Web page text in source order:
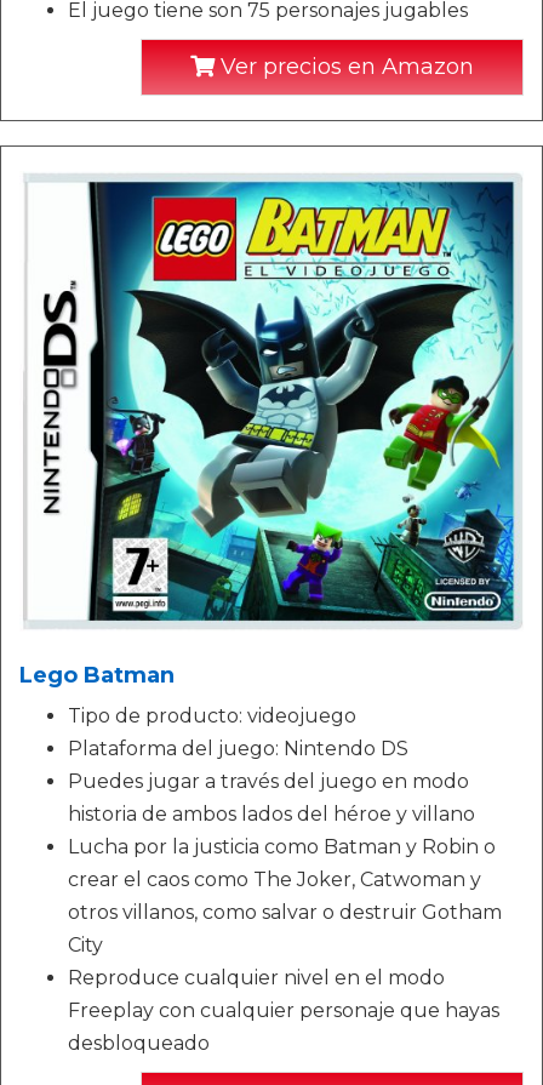
El juego tiene son 75 personajes jugables
Ver precios en Amazon
Lego Batman
Tipo de producto: videojuego
Plataforma del juego: Nintendo DS
Puedes jugar a través del juego en modo
historia de ambos lados del héroe y villano
Lucha por la justicia como Batman y Robin o
crear el caos como The Joker, Catwoman y
otros villanos, como salvar o destruir Gotham
City
Reproduce cualquier nivel en el modo
Freeplay con cualquier personaje que hayas
desbloqueado